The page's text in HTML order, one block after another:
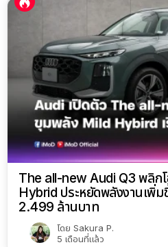
The all-new Audi Q3 พลิก
Hybrid ประหยัดพลังงานเพิ่
2.499 ล้านบาท
โดย Sakura P.
5 เดือนที่แล้ว